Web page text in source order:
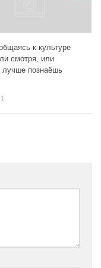
к культуре
смотря, или
познаёшь